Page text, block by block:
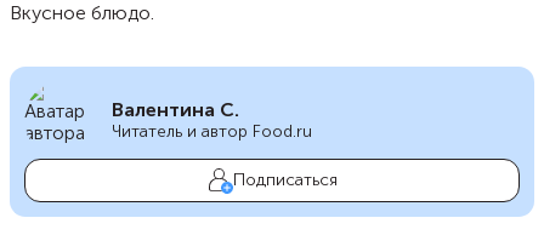
Вкусное блюдо.
Валентина С.
Читатель и автор Food.ru
Подписаться